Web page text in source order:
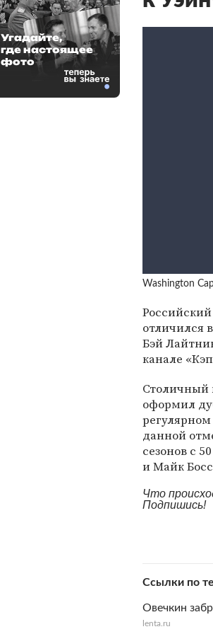
Washington
отличился
Бэй
канале
Столичный
оформил
регулярном
данной
сезонов с
и Майк
Что
Подпишись!
Ссылки по
Овечкин
lenta.ru
Угадайте,
где настоящее
фото